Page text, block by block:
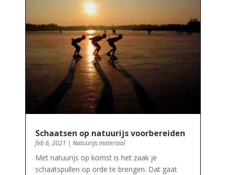
Schaatsen op natuurijs voorbereiden
feb 6, 2021 | Natuurijs materiaal
Met natuurijs op komst is het zaak je
schaatspullen op orde te brengen. Dat gaat